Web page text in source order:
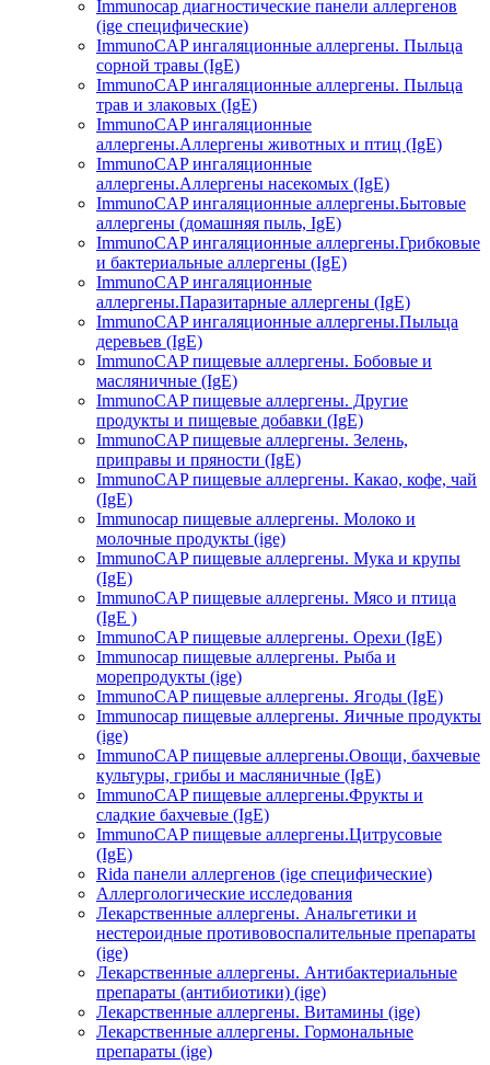
Immunocap диагностические панели аллергенов
(ige специфические)
ImmunoCAP ингаляционные аллергены. Пыльца
сорной травы (IgE)
ImmunoCAP ингаляционные аллергены. Пыльца
трав и злаковых (IgE)
ImmunoCAP ингаляционные
аллергены.Аллергены животных и птиц (IgE)
ImmunoCAP ингаляционные
аллергены.Аллергены насекомых (IgE)
ImmunoCAP ингаляционные аллергены.Бытовые
аллергены (домашняя пыль, IgЕ)
ImmunoCAP ингаляционные аллергены.Грибковые
и бактериальные аллергены (IgE)
ImmunoCAP ингаляционные
аллергены.Паразитарные аллергены (IgE)
ImmunoCAP ингаляционные аллергены.Пыльца
деревьев (IgE)
ImmunoCAP пищевые аллергены. Бобовые и
масляничные (IgE)
ImmunoCAP пищевые аллергены. Другие
продукты и пищевые добавки (IgE)
ImmunoCAP пищевые аллергены. Зелень,
приправы и пряности (IgE)
ImmunoCAP пищевые аллергены. Какао, кофе, чай
(IgE)
Immunocap пищевые аллергены. Молоко и
молочные продукты (ige)
ImmunoCAP пищевые аллергены. Мука и крупы
(IgE)
ImmunoCAP пищевые аллергены. Мясо и птица
(IgE )
ImmunoCAP пищевые аллергены. Орехи (IgE)
Immunocap пищевые аллергены. Рыба и
морепродукты (ige)
ImmunoCAP пищевые аллергены. Ягоды (IgE)
Immunocap пищевые аллергены. Яичные продукты
(ige)
ImmunoCAP пищевые аллергены.Овощи, бахчевые
культуры, грибы и масляничные (IgE)
ImmunoCAP пищевые аллергены.Фрукты и
сладкие бахчевые (IgE)
ImmunoCAP пищевые аллергены.Цитрусовые
(IgE)
Rida панели аллергенов (ige специфические)
Аллергологические исследования
Лекарственные аллергены. Анальгетики и
нестероидные противовоспалительные препараты
(ige)
Лекарственные аллергены. Антибактериальные
препараты (антибиотики) (ige)
Лекарственные аллергены. Витамины (ige)
Лекарственные аллергены. Гормональные
препараты (ige)